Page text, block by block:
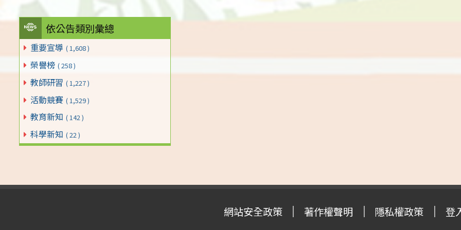
依公告類別彙總
重要宣導 ( 1,608 )
榮譽榜 ( 258 )
教師研習 ( 1,227 )
活動競賽 ( 1,529 )
教育新知 ( 142 )
科學新知 ( 22 )
網站安全政策 著作權聲明 隱私權政策 登